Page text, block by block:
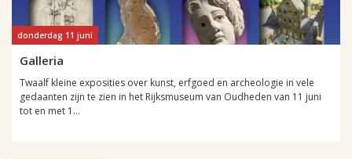
donderdag 11 juni
Galleria
Twaalf kleine exposities over kunst, erfgoed en archeologie in vele
gedaanten zijn te zien in het Rijksmuseum van Oudheden van 11 juni
tot en met 1...